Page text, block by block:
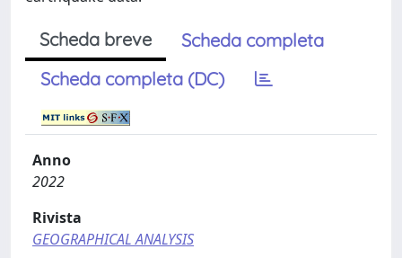
Scheda breve
Scheda completa
Scheda completa (DC)
Anno
2022
Rivista
GEOGRAPHICAL ANALYSIS